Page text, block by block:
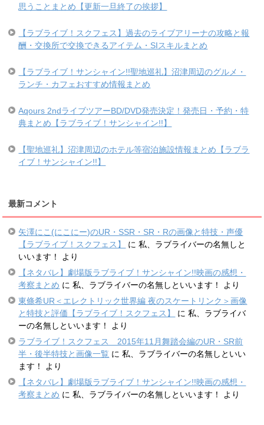
思うことまとめ【更新一旦終了の挨拶】
【ラブライブ！スクフェス】過去のライブアリーナの攻略と報
酬・交換所で交換できるアイテム・SIスキルまとめ
【ラブライブ！サンシャイン!!聖地巡礼】沼津周辺のグルメ・
ランチ・カフェおすすめ情報まとめ
Aqours 2ndライブツアーBD/DVD発売決定！発売日・予約・特
典まとめ【ラブライブ！サンシャイン!!】
【聖地巡礼】沼津周辺のホテル等宿泊施設情報まとめ【ラブラ
イブ！サンシャイン!!】
最新コメント
矢澤にこ(にこにー)のUR・SSR・SR・Rの画像と特技・声優
【ラブライブ！スクフェス】
に私、ラブライバーの名無しと
いいます！
より
【ネタバレ】劇場版ラブライブ！サンシャイン!!映画の感想・
考察まとめ に私、ラブライバーの名無しといいます！
より
東條希UR＜エレクトリック世界編 夜のスケートリンク＞画像
と特技と評価【ラブライブ！スクフェス】
に私、ラブライバ
ーの名無しといいます！
より
ラブライブ！スクフェス 2015年11月舞踏会編のUR・SR前
半・後半特技と画像一覧 に私、ラブライバーの名無しといい
ます！
より
【ネタバレ】劇場版ラブライブ！サンシャイン!!映画の感想・
考察まとめ に私、ラブライバーの名無しといいます！ より